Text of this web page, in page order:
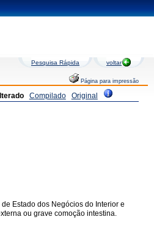
Pesquisa Rápida voltar
Página para impressão
Compilado Original
Estado dos Negócios do Interior e
ou grave comoção intestina.